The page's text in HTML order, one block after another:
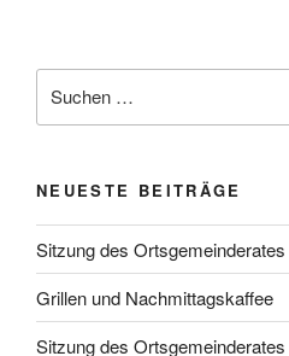
nach:
NEUESTE BEITRÄGE
Sitzung des Ortsgemeinderates
Grillen und Nachmittagskaffee
Sitzung des Ortsgemeinderates